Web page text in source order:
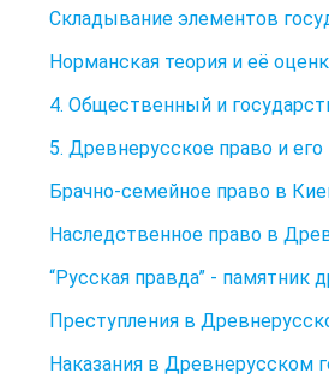
Складывание элементов
Норманская теория и её
4. Общественный и
5. Древнерусское право и его
Брачно-семейное право в
Наследственное право в
“Русская правда” - памятник
Преступления в
Наказания в Древнерусском